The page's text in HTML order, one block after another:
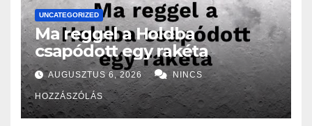
UNCATEGORIZED
Ma reggel a Holdba
csapódott egy rakéta
AUGUSZTUS 6, 2026 NINCS
HOZZÁSZÓLÁS